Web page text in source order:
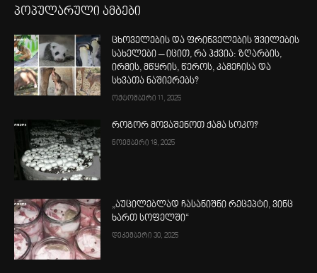
პოპულარული ამბები
ცხოველების და ფრინველების შვილების
სახელები – იცით, რა ჰქვია: ზღარბის,
ირმის, მწყრის, წეროს, კამეჩისა და
სხვათა ნაშიერებს?
ოქტომბერი 11, 2025
როგორ მოვაშენოთ ქამა სოკო?
ნოემბერი 18, 2025
„აუცილებლად ჩასანიშნი რეცეპტი, ვინც
ხართ სოფელში“
დეკემბერი 30, 2025